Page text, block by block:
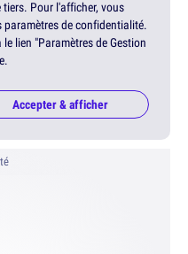
Pour l'afficher, vous
paramètres de confidentialité.
lien "Paramètres de Gestion
Accepter & afficher